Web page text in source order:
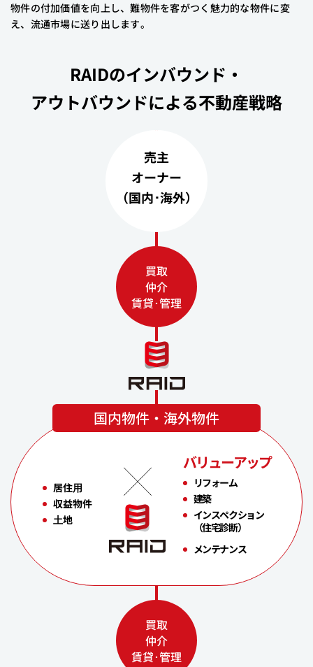
物件の付加価値を向上し、難物件を客がつく魅力的な物件に変
え、流通市場に送り出します。
RAIDのインバウンド・
アウトバウンドによる不動産戦略
売主
オーナー
（国内･海外）
買取
仲介
賃貸･管理
国内物件・海外物件
居住⽤
収益物件
⼟地
バリューアップ
リフォーム
建築
インスペクション
（住宅診断）
メンテナンス
買取
仲介
賃貸･管理